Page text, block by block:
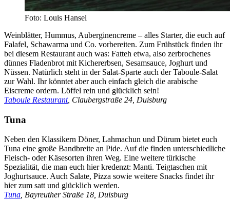
Foto: Louis Hansel
Weinblätter, Hummus, Auberginencreme – alles Starter, die euch auf
Falafel, Schawarma und Co. vorbereiten. Zum Frühstück finden ihr
bei diesem Restaurant auch was: Fatteh etwa, also zerbrochenes
dünnes Fladenbrot mit Kichererbsen, Sesamsauce, Joghurt und
Nüssen. Natürlich steht in der Salat-Sparte auch der Taboule-Salat
zur Wahl. Ihr könntet aber auch einfach gleich die arabische
Eiscreme ordern. Löffel rein und glücklich sein!
Taboule Restaurant, Claubergstraße 24, Duisburg
Tuna
Neben den Klassikern Döner, Lahmachun und Dürum bietet euch
Tuna eine große Bandbreite an Pide. Auf die finden unterschiedliche
Fleisch- oder Käsesorten ihren Weg. Eine weitere türkische
Spezialität, die man euch hier kredenzt: Manti. Teigtaschen mit
Joghurtsauce. Auch Salate, Pizza sowie weitere Snacks findet ihr
hier zum satt und glücklich werden.
Tuna , Bayreuther Straße 18, Duisburg